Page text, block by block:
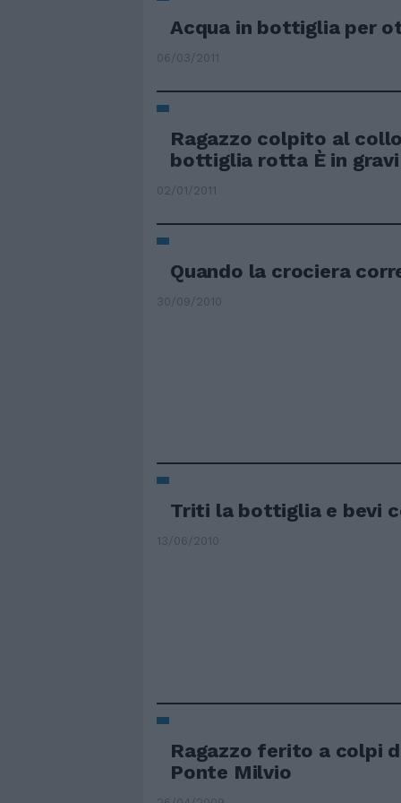
Acqua in bottiglia per
06/03/2011
Ragazzo colpito al
bottiglia rotta È in
02/01/2011
Quando la crociera
30/09/2010
Triti la bottiglia e bevi
13/06/2010
Ragazzo ferito a colpi
Ponte Milvio